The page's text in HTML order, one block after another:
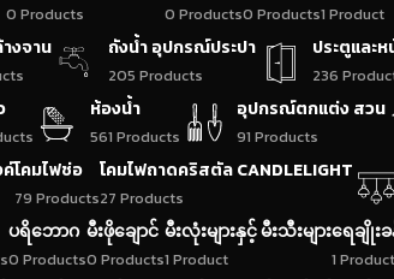
0 Products 0 Products0 Products1 Product
งจาน ถังน้ำ อุปกรณ์ประปา
205 Products
ประตูและ
236
ห้องน้ำ
561 Products
อุปกรณ์ตกแต่ง สวน
91 Products
โคมไฟช่อ
79 Products
โคมไฟถาดคริสตัล CANDLELIGHT
27 Products
ပရိဘောဂ
0 Products
မီးဖိုချောင်
0 Products
မီးလုံးများနှင့် မီးသီးများ
1 Product
ရေချိုးခ
1 Product